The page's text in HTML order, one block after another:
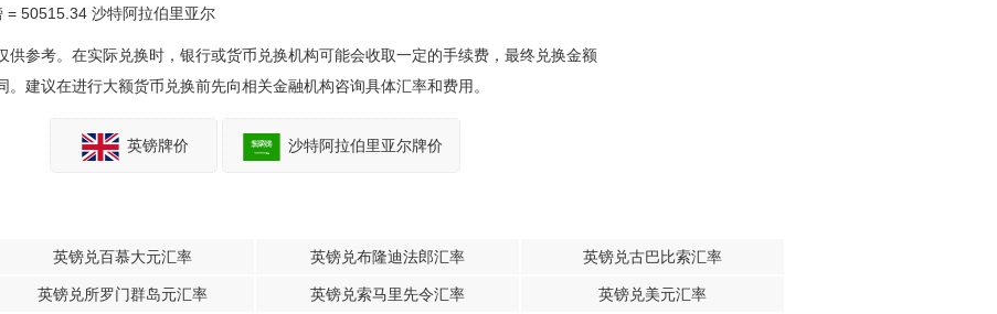
= 50515.34 沙特阿拉伯里亚尔
供参考。在实际兑换时，银行或货币兑换机构可能会收取一定的手续费，最终兑换金额
。建议在进行大额货币兑换前先向相关金融机构咨询具体汇率和费用。
英镑牌价 沙特阿拉伯里亚尔牌价
英镑兑百慕大元汇率 英镑兑布隆迪法郎汇率 英镑兑古巴比索汇率
英镑兑所罗门群岛元汇率 英镑兑索马里先令汇率 英镑兑美元汇率